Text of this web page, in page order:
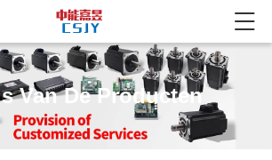
Van De Producten